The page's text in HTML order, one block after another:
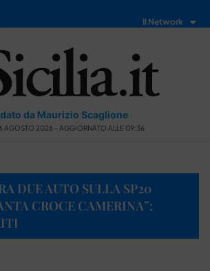
Il Network
da Maurizio Scaglione
AGOSTO 2026 - AGGIORNATO ALLE 09:36
DUE AUTO SULLA SP20
CROCE CAMERINA”: